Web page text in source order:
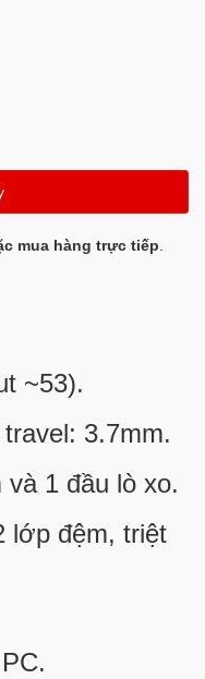
mua hàng trực tiếp
~53).
3.7mm.
và 1 đầu lò xo.
lớp đệm, triệt